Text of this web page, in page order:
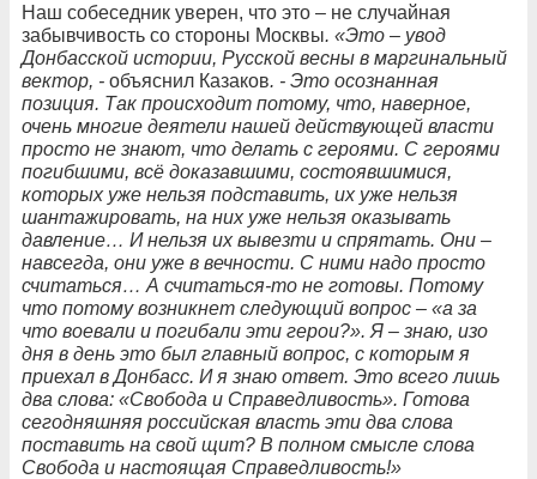
Наш собеседник уверен, что это – не случайная
забывчивость со стороны Москвы. «Это – увод
Донбасской истории, Русской весны в маргинальный
вектор, - объяснил Казаков. - Это осознанная
позиция. Так происходит потому, что, наверное,
очень многие деятели нашей действующей власти
просто не знают, что делать с героями. С героями
погибшими, всё доказавшими, состоявшимися,
которых уже нельзя подставить, их уже нельзя
шантажировать, на них уже нельзя оказывать
давление… И нельзя их вывезти и спрятать. Они –
навсегда, они уже в вечности. С ними надо просто
считаться… А считаться-то не готовы. Потому
что потому возникнет следующий вопрос – «а за
что воевали и погибали эти герои?». Я – знаю, изо
дня в день это был главный вопрос, с которым я
приехал в Донбасс. И я знаю ответ. Это всего лишь
два слова: «Свобода и Справедливость». Готова
сегодняшняя российская власть эти два слова
поставить на свой щит? В полном смысле слова
Свобода и настоящая Справедливость!»